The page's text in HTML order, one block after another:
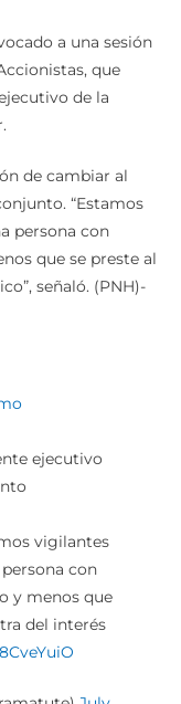
a una sesión
que
de la
de cambiar al
“Estamos
persona con
que se preste al
señaló. (PNH)-
ejecutivo
vigilantes
con
y menos que
del interés